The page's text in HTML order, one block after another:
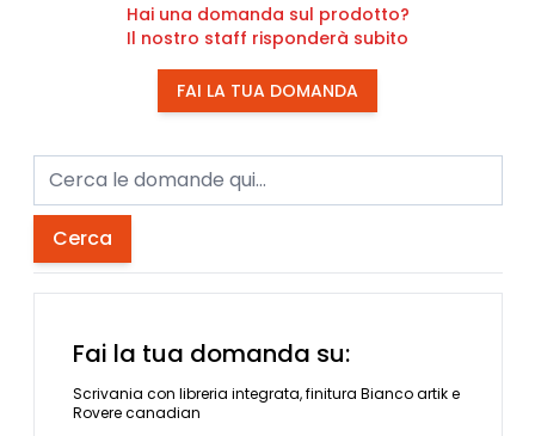
Hai una domanda sul prodotto?
Il nostro staff risponderà subito
FAI LA TUA DOMANDA
Cerca
Fai la tua domanda su:
Scrivania con libreria integrata, finitura Bianco artik e
Rovere canadian